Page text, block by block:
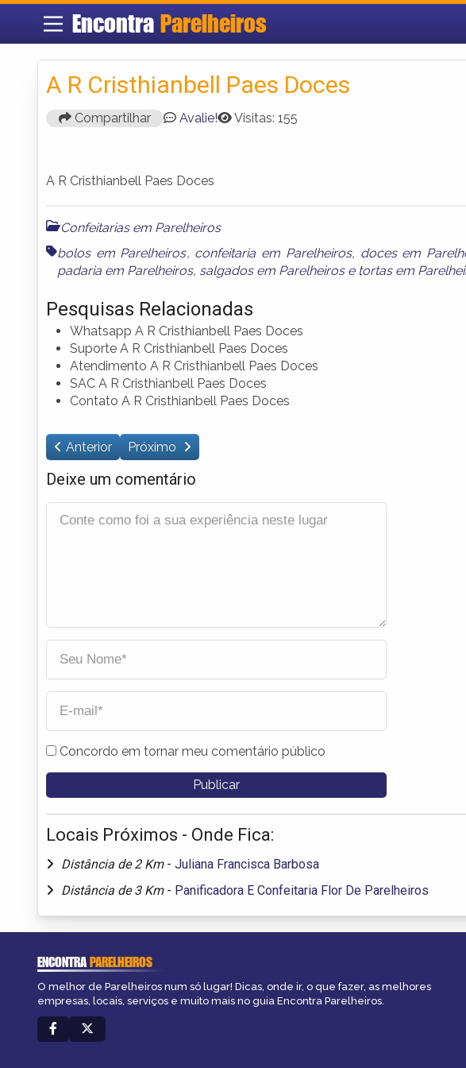
Encontra Parelheiros
A R Cristhianbell Paes Doces
Compartilhar Avalie! Visitas: 155
A R Cristhianbell Paes Doces
Confeitarias em Parelheiros
bolos em Parelheiros, confeitaria em Parelheiros, doces em
padaria em Parelheiros, salgados em Parelheirose tortas em
Pesquisas Relacionadas
Whatsapp A R Cristhianbell Paes Doces
Suporte A R Cristhianbell Paes Doces
Atendimento A R Cristhianbell Paes Doces
SAC A R Cristhianbell Paes Doces
Contato A R Cristhianbell Paes Doces
Anterior Próximo
Deixe um comentário
Concordo em tornar meu comentário público
Locais Próximos - Onde Fica:
Distância de 2 Km - Juliana Francisca Barbosa
Distância de 3 Km - Panificadora E Confeitaria Flor De Parelheiros
ENCONTRAPARELHEIROS
O melhor de Parelheiros num só lugar! Dicas, onde ir, o que fazer, as melhores
empresas, locais, serviços e muito mais no guia Encontra Parelheiros.